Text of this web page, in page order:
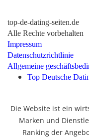
top-de-dating-seiten.de
Alle Rechte vorbehalten
Impressum
Datenschutzrichtlinie
Allgemeine
Top Deutsche
Die Website ist ein
Marken und
Ranking der